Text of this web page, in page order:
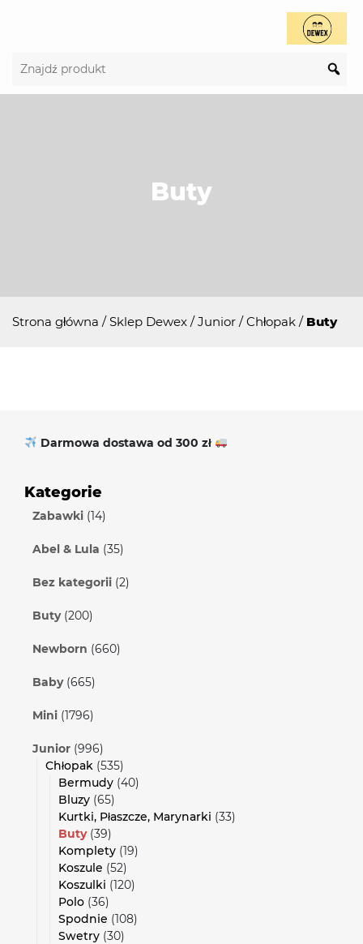
Buty
Strona główna /Sklep Dewex /Junior /Chłopak / Buty
Darmowa dostawa od 300 zł
Kategorie
Zabawki (14)
Abel & Lula (35)
Bez kategorii (2)
Buty (200)
Newborn (660)
Baby (665)
Mini (1796)
Junior (996)
Chłopak (535)
Bermudy (40)
Bluzy (65)
Kurtki, Płaszcze, Marynarki (33)
Buty (39)
Komplety (19)
Koszule (52)
Koszulki (120)
Polo (36)
Spodnie (108)
Swetry (30)